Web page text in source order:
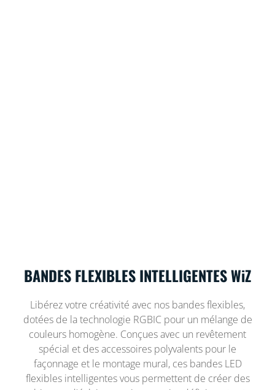
BANDES FLEXIBLES INTELLIGENTES WiZ
Libérez votre créativité avec nos bandes flexibles,
dotées de la technologie RGBIC pour un mélange de
couleurs homogène. Conçues avec un revêtement
spécial et des accessoires polyvalents pour le
façonnage et le montage mural, ces bandes LED
flexibles intelligentes vous permettent de créer des